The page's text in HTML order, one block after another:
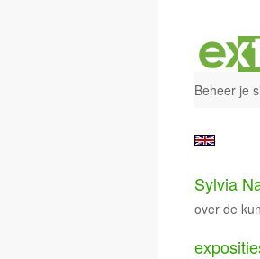
Beheer je
Sylvia
over de